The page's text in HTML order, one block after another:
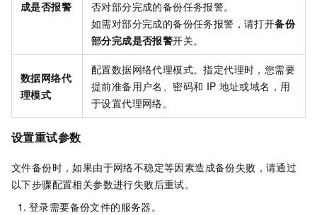
成是否报警
否对部分完成的备份任务报警。
如需对部分完成的备份任务报警，请打开备份
部分完成是否报警开关。
数据网络代
理模式
配置数据网络代理模式。指定代理时，您需要
提前准备用户名、密码和 IP 地址或域名，用
于设置代理网络。
设置重试参数
文件备份时，如果由于网络不稳定等因素造成备份失败，请通过
以下步骤配置相关参数进行失败后重试。
登录需要备份文件的服务器。